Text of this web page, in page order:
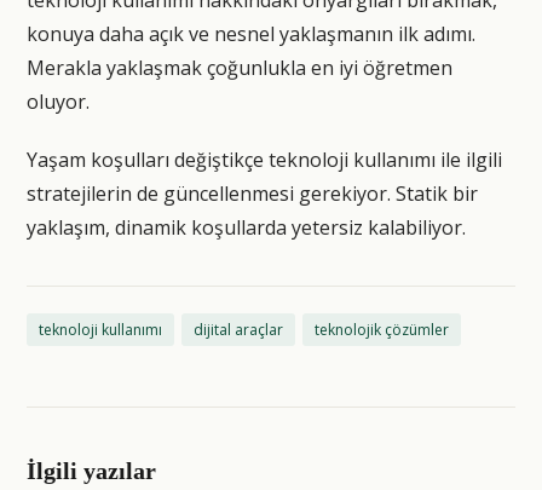
konuya daha açık ve nesnel yaklaşmanın ilk adımı.
Merakla yaklaşmak çoğunlukla en iyi öğretmen
oluyor.
Yaşam koşulları değiştikçe teknoloji kullanımı ile ilgili
stratejilerin de güncellenmesi gerekiyor. Statik bir
yaklaşım, dinamik koşullarda yetersiz kalabiliyor.
teknoloji kullanımı dijital araçlar teknolojik çözümler
İlgili yazılar